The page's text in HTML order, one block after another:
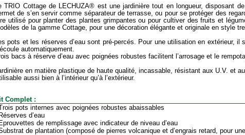
TRIO Cottage de LECHUZA® est une jardinière tout en longueur, disposant
de s’en servir comme séparateur de terrasse, ou pour se protéger des
utilisé pour planter des plantes grimpantes ou pour cultiver des fruits et
de la gamme Cottage, pour une décoration élégante et originale en style
pots et les réserves d’eau sont pré-percés. Pour une utilisation en extérieur, il
automatiquement.
bacs à réserve d’eau avec poignées robustes facilitent l’arrosage et le
en matière plastique de haute qualité, incassable, résistant aux U.V. et
aussi bien à l’intérieur qu’à l’extérieur.
Complet :
pots internes avec poignées robustes abaissables
d’eau
de remplissage avec indicateur de niveau d’eau
de plantation (composé de pierres volcanique et d’engrais retard, pour